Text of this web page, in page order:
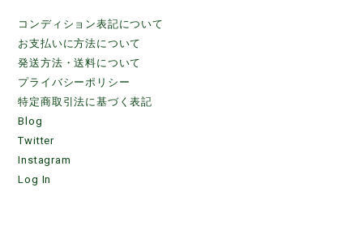
コンディション表記について
お支払いに方法について
発送方法・送料について
プライバシーポリシー
特定商取引法に基づく表記
Blog
Twitter
Instagram
Log In